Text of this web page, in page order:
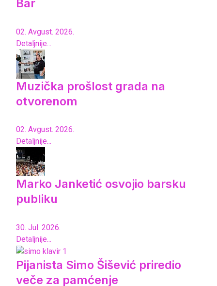
Bar
02. Avgust. 2026.
Detaljnije...
Muzička prošlost grada na
otvorenom
02. Avgust. 2026.
Detaljnije...
Marko Janketić osvojio barsku
publiku
30. Jul. 2026.
Detaljnije...
Pijanista Simo Šišević priredio
veče za pamćenje